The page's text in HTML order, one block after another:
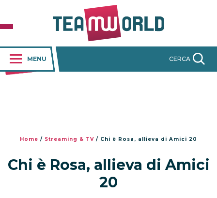
MENU CERCA
Home / Streaming & TV / Chi è Rosa, allieva di Amici 20
Chi è Rosa, allieva di Amici
20